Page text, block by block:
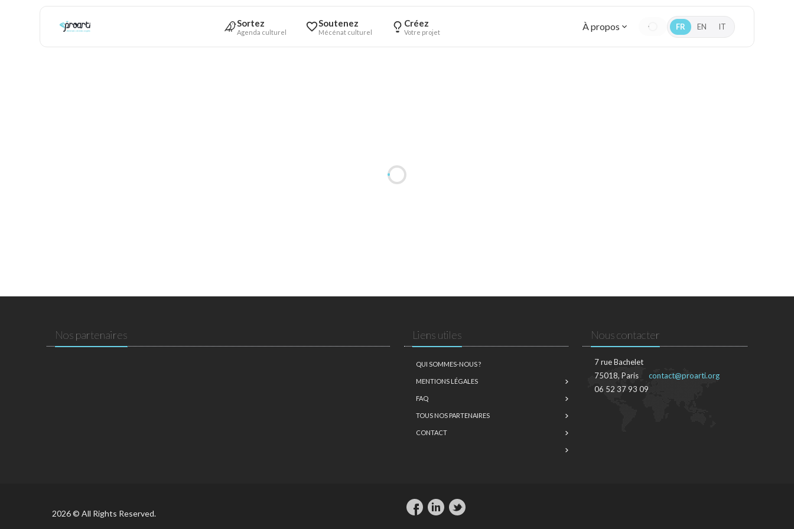
Sortez
Agenda culturel
Soutenez
Mécénat culturel
Créez
Votre projet À propos FR EN IT
Nos partenaires Liens utiles
QUI SOMMES-NOUS ?
MENTIONS LÉGALES
FAQ
TOUS NOS PARTENAIRES
CONTACT
Nous contacter
7 rue Bachelet
75018, Paris
06 52 37 93 09
contact@proarti.org
2026 © All Rights Reserved.